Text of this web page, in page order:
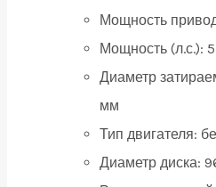
Мощность
Мощность (л.с.):
Диаметр
мм
Тип двигателя:
Диаметр диска: